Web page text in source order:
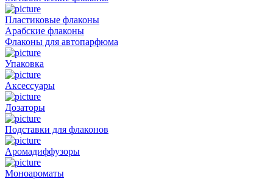
Пластиковые флаконы
Арабские флаконы
Флаконы для автопарфюма
Упаковка
Аксессуары
Дозаторы
Подставки для флаконов
Аромадиффузоры
Моноароматы